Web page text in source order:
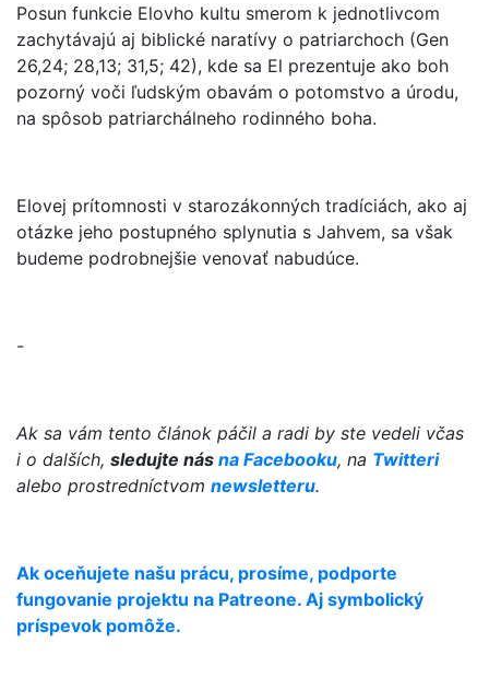
Posun funkcie Elovho kultu smerom k jednotlivcom
zachytávajú aj biblické naratívy o patriarchoch (Gen
26,24; 28,13; 31,5; 42), kde sa El prezentuje ako boh
pozorný voči ľudským obavám o potomstvo a úrodu,
na spôsob patriarchálneho rodinného boha.
Elovej prítomnosti v starozákonných tradíciách, ako aj
otázke jeho postupného splynutia s Jahvem, sa však
budeme podrobnejšie venovať nabudúce.
-
Ak sa vám tento článok páčil a radi by ste vedeli včas
i o dalších, sledujte nás na Facebooku, na Twitteri
alebo prostredníctvom newsletteru.
Ak oceňujete našu prácu, prosíme, podporte
fungovanie projektu na Patreone. Aj symbolický
príspevok pomôže.